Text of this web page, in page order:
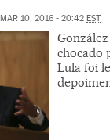
MAR 10, 2016 - 20:42 EST
chocado
Lula foi